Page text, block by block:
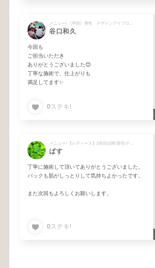
谷口和久
今回も
ご担当いただき
ありがとうございました😊
丁寧な施術で、仕上がりも
満足してます✨
0ステキ!
ばす
丁寧に施術して頂いてありがとうございました。
パックも肌がしっとりして気持ちよかったです。
また次回もよろしくお願いします。
0ステキ!